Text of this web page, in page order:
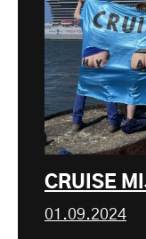
CRUISE
01.09.2024